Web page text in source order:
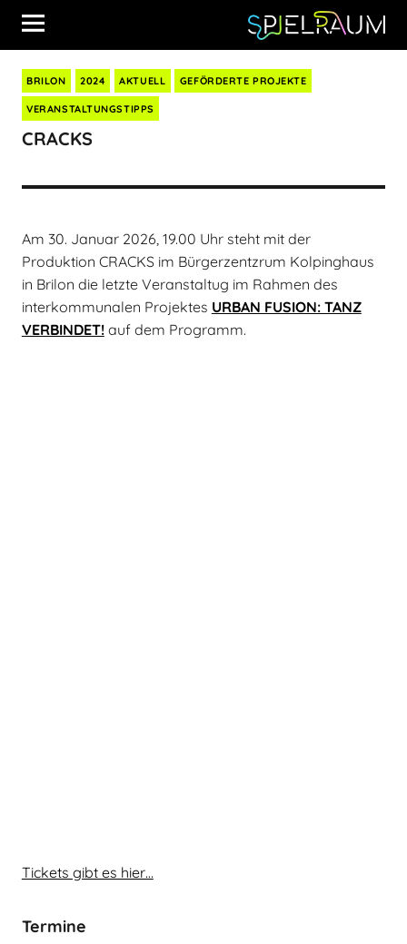
BRILON 2024 AKTUELL GEFÖRDERTE PROJEKTE
VERANSTALTUNGSTIPPS
CRACKS
Am 30. Januar 2026, 19.00 Uhr steht mit der
Produktion CRACKS im Bürgerzentzrum Kolpinghaus
in Brilon die letzte Veranstaltug im Rahmen des
interkommunalen Projektes URBAN FUSION: TANZ
VERBINDET!auf dem Programm.
Tickets gibt es hier…
Termine